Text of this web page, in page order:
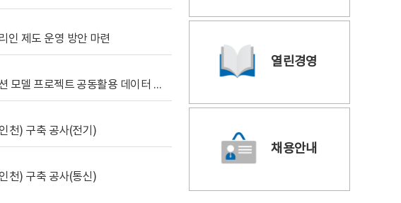
인 제도 운영 방안 마련
[사전규격공개] 독자 AI 파운데이션 모델 프로젝트 공동활용 데이터 지원사업(2차)
천) 구축 공사(전기)
천) 구축 공사(통신)
열린경영
채용안내